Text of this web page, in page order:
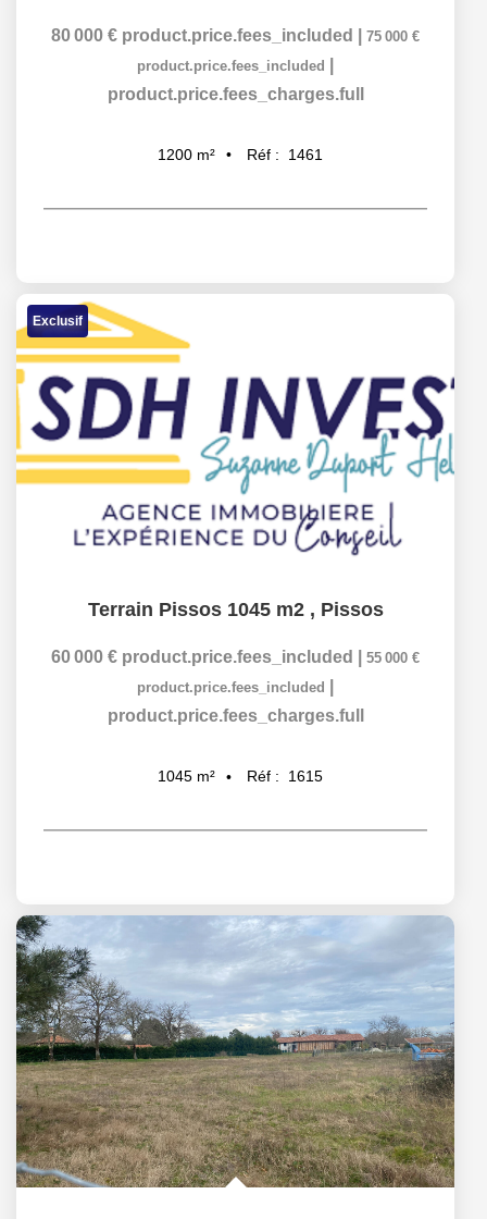
80 000 € product.price.fees_included
75 000 €
product.price.fees_included
product.price.fees_charges.full
1200 m² Réf : 1461
Exclusif
Terrain Pissos 1045 m2 , Pissos
60 000 € product.price.fees_included
55 000 €
product.price.fees_included
product.price.fees_charges.full
1045 m² Réf : 1615